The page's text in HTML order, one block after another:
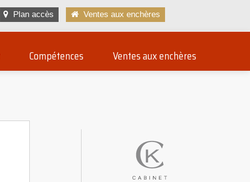
Plan accès Ventes aux enchères
Compétences Ventes aux enchères